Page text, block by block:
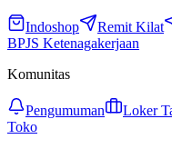
Indoshop Remit Kilat
BPJS Ketenagakerjaan
Komunitas
Pengumuman Loker
Toko